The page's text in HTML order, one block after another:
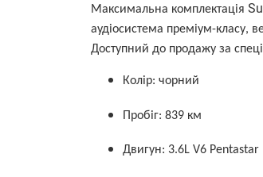
Максимальна комплектація
аудіосистема преміум-класу,
Доступний до продажу за
Колір: чорний
Пробіг: 839 км
Двигун: 3.6L V6 Pentastar